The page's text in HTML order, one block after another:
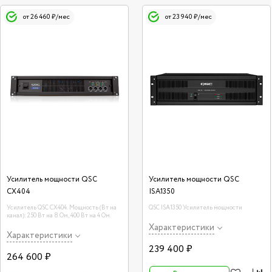
от 26 460 ₽/мес
Усилитель мощности QSC
CX404
Усилитель QSC CX404. Мощность (Вт на
канал): 250 Вт на 8 Ом, 400 Вт на 4 Ом.
Характеристики
264 600 ₽
от 23 940 ₽/мес
Усилитель мощности QSC
ISA1350
QSC ISA1350 Усилитель мощности
Характеристики
239 400 ₽